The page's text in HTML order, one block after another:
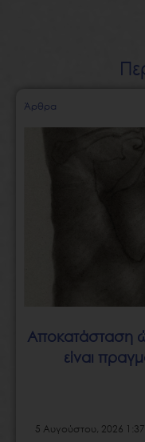
Άρθρα
Αποκατάσταση
είναι
5 Αυγούστου, 2026